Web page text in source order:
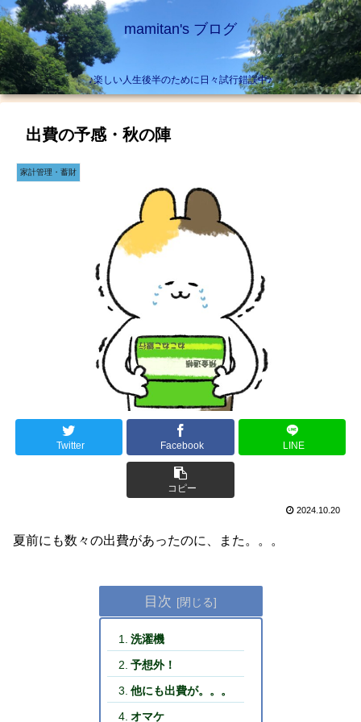
mamitan's ブログ
♪楽しい人生後半のために日々試行錯誤中♪
出費の予感・秋の陣
家計管理・蓄財
Twitter Facebook LINE
コピー
2024.10.20
夏前にも数々の出費があったのに、また。。。
目次
洗濯機
予想外！
他にも出費が。。。
オマケ